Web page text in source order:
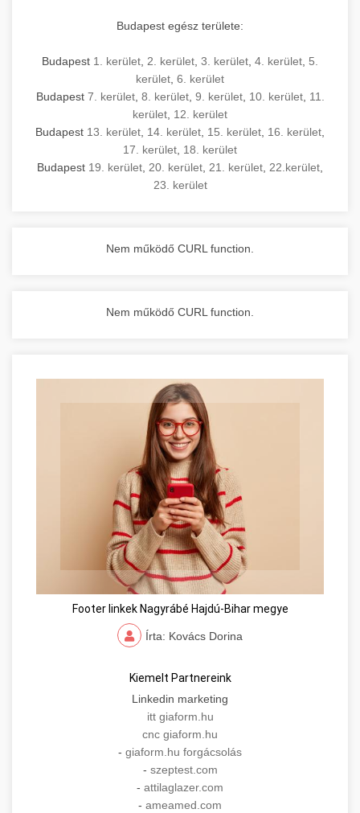
Budapest egész területe:
Budapest 1. kerület 2. kerület 3. kerület 4. kerület 5.
kerület 6. kerület
Budapest 7. kerület, 8. kerület, 9. kerület, 10. kerület, 11.
kerület 12. kerület
Budapest 13. kerület 14. kerület 15. kerület 16. kerület
17. kerület 18. kerület
Budapest 19. kerület 20. kerület 21. kerület 22.kerület
23. kerület
Nem működő CURL function.
Nem működő CURL function.
Footer linkek Nagyrábé Hajdú-Bihar megye
Írta: Kovács Dorina
Kiemelt Partnereink
Linkedin marketing
itt giaform.hu
cnc giaform.hu
- giaform.hu forgácsolás
- szeptest.com
- attilaglazer.com
- ameamed.com